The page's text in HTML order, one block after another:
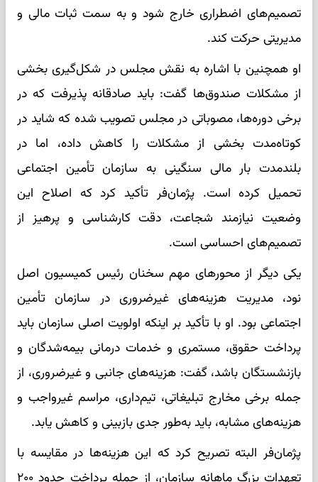
تصمیم‌های اضطراری خارج شود و به سمت ثبات مالی و
مدیریتی حرکت کند.
او همچنین با اشاره به نقش مجلس در شکل‌گیری بخشی
از مشکلات صندوق‌ها گفت: باید صادقانه پذیرفت که در
برخی دوره‌ها، مصوباتی در مجلس تصویب شده که شاید در
کوتاه‌مدت بخشی از مشکلات را کاهش داده، اما در
بلندمدت بار مالی سنگینی به سازمان تأمین اجتماعی
تحمیل کرده است. پژمان‌فر تأکید کرد که اصلاح این
وضعیت نیازمند شجاعت، دقت کارشناسی و پرهیز از
تصمیم‌های احساسی است.
یکی دیگر از محورهای مهم سخنان رئیس کمیسیون اصل
نود، مدیریت هزینه‌های غیرضروری در سازمان تأمین
اجتماعی بود. او با تأکید بر اینکه اولویت اصلی سازمان باید
پرداخت حقوق، مستمری و خدمات درمانی بیمه‌شدگان و
بازنشستگان باشد، گفت: هزینه‌های جانبی و غیرضروری، از
جمله برخی مخارج تبلیغاتی، تیم‌داری، مراسم غیرواجب و
هزینه‌های مشابه، باید به‌طور جدی بازبینی و کاهش یابد.
پژمان‌فر البته تصریح کرد که این هزینه‌ها در مقایسه با